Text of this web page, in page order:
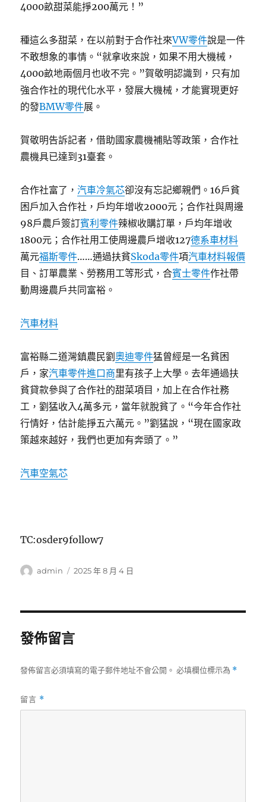
4000畝甜菜能掙200萬元！”
種這么多甜菜，在以前對于合作社來VW零件說是一件
不敢想象的事情。“就拿收來說，如果不用大機械，
4000畝地兩個月也收不完。”賀敬明認識到，只有加
強合作社的現代化水平，發展大機械，才能實現更好
的發BMW零件展。
賀敬明告訴記者，借助國家農機補貼等政策，合作社
農機具已達到31臺套。
合作社富了，汽車冷氣芯卻沒有忘記鄉親們。16戶貧
困戶加入合作社，戶均年增收2000元；合作社與周邊
98戶農戶簽訂賓利零件辣椒收購訂單，戶均年增收
1800元；合作社用工使周邊農戶增收127德系車材料
萬元福斯零件……通過扶貧Skoda零件項汽車材料報價
目、訂單農業、勞務用工等形式，合賓士零件作社帶
動周邊農戶共同富裕。
汽車材料
富裕縣二道灣鎮農民劉奧迪零件猛曾經是一名貧困
戶，家汽車零件進口商里有孩子上大學。去年通過扶
貧貸款參與了合作社的甜菜項目，加上在合作社務
工，劉猛收入4萬多元，當年就脫貧了。“今年合作社
行情好，估計能掙五六萬元。”劉猛說，“現在國家政
策越來越好，我們也更加有奔頭了。”
汽車空氣芯
TC:osder9follow7
作
admin
發
2025 年 8 月 4 日
發佈留言
發佈留言必須填寫的電子郵件地址不會公開。 必填欄位標示為 *
留言 *